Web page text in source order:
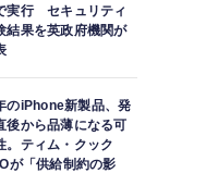
実行 セキュリティ
結果を英政府機関が
のiPhone新製品、発
後から品薄になる可
。ティム・クック
が「供給制約の影